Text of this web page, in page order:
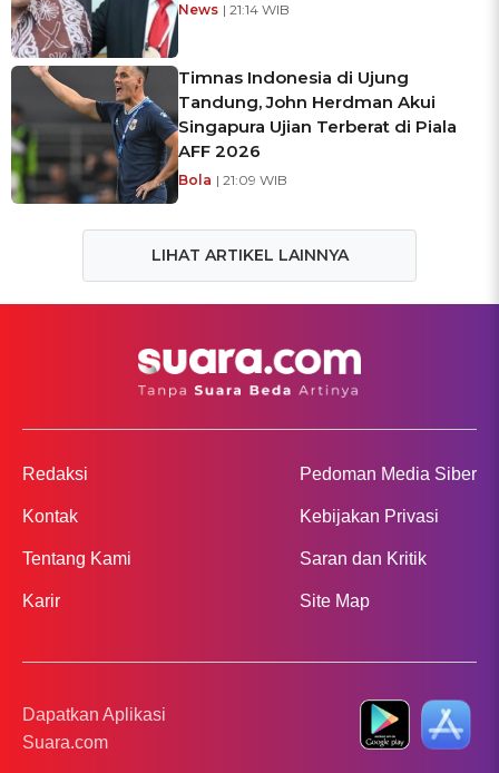
News | 21:14 WIB
Timnas Indonesia di Ujung
Tandung, John Herdman Akui
Singapura Ujian Terberat di Piala
AFF 2026
Bola | 21:09 WIB
LIHAT ARTIKEL LAINNYA
Redaksi
Kontak
Tentang Kami
Karir
Pedoman Media Siber
Kebijakan Privasi
Saran dan Kritik
Site Map
Dapatkan Aplikasi
Suara.com